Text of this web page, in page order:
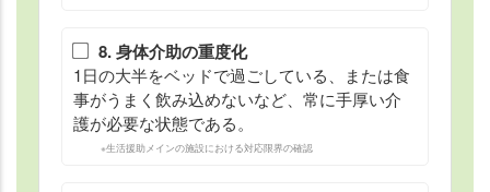
8. 身体介助の重度化
1日の大半をベッドで過ごしている、または食
事がうまく飲み込めないなど、常に手厚い介
護が必要な状態である。
※生活援助メインの施設における対応限界の確認